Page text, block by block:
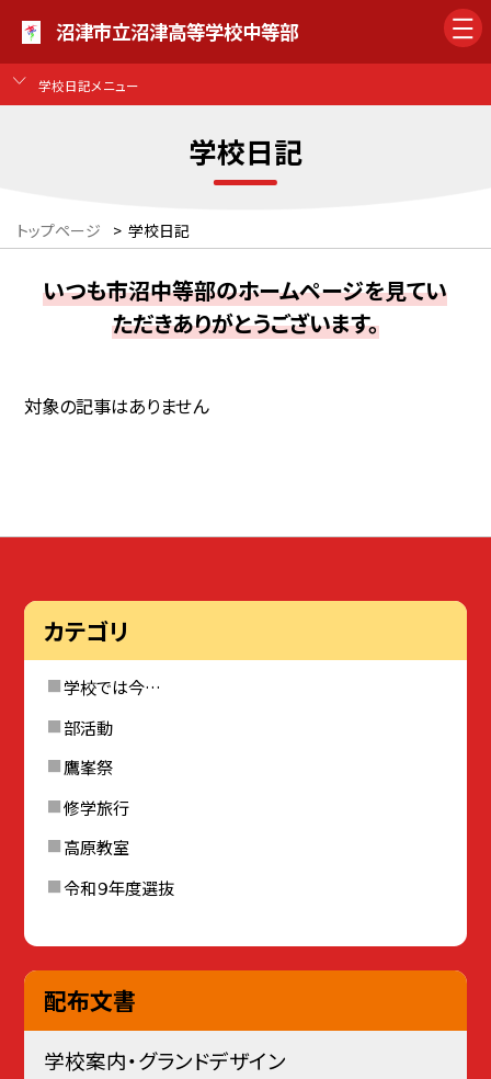
沼津市立沼津高等学校中等部
学校日記メニュー
学校日記
トップページ > 学校日記
いつも市沼中等部のホームページを見てい
ただきありがとうございます。
対象の記事はありません
カテゴリ
学校では今…
部活動
鷹峯祭
修学旅行
高原教室
令和９年度選抜
配布文書
学校案内・グランドデザイン